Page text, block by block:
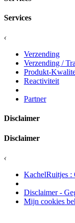
Services
‹
Verzending
Verzending /
Produkt-
Reactiviteit
Partner
Disclaimer
Disclaimer
‹
KachelRuitjes :
Disclaimer -
Mijn cookies